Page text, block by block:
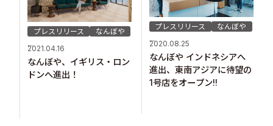
プレスリリース
なんぼや
...
2021.04.16
なんぼや、イギリス・ロン
ドンへ進出！
プレスリリース
なんぼや
...
2020.08.25
なんぼや インドネシアへ
進出、東南アジアに待望の
1号店をオープン!!